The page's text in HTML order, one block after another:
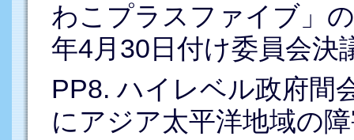
わこプラスファイブ」
年4月30日付け委員会決
PP8. ハイレベル政府間
にアジア太平洋地域の